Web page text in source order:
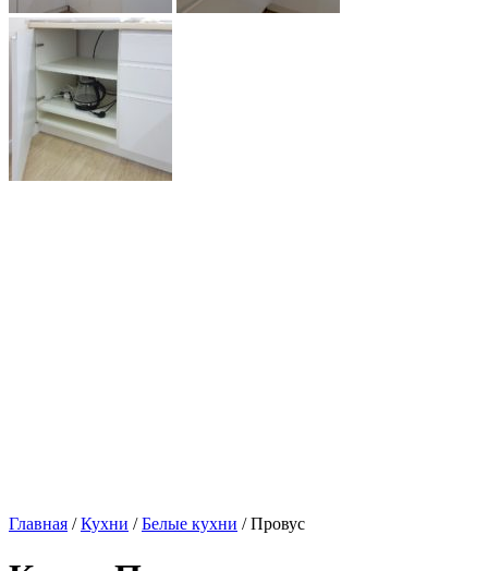
Главная /Кухни /Белые кухни / Провус